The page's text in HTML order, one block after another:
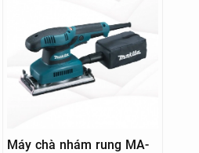
Máy chà nhám rung MA-